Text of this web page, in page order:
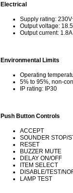
Electrical
Supply rating:
Output voltage:
Output current:
Environmental Limits
Operating
5% to 95%, non-
IP rating: IP30
Push Button Controls
ACCEPT
SOUNDER STOP/
RESET
BUZZER MUTE
DELAY ON/OFF
ITEM SELECT
DISABLE/TEST/
LAMP TEST